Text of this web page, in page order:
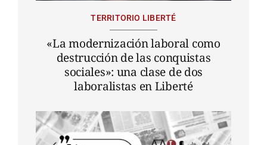
TERRITORIO LIBERTÉ
«La modernización laboral como
destrucción de las conquistas
sociales»: una clase de dos
laboralistas en Liberté